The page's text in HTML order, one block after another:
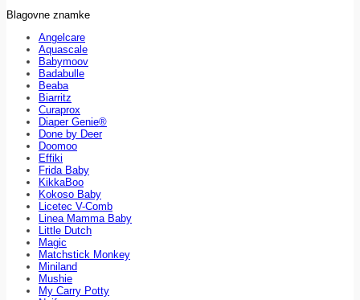
Blagovne znamke
Angelcare
Aquascale
Babymoov
Badabulle
Beaba
Biarritz
Curaprox
Diaper Genie®
Done by Deer
Doomoo
Effiki
Frida Baby
KikkaBoo
Kokoso Baby
Licetec V-Comb
Linea Mamma Baby
Little Dutch
Magic
Matchstick Monkey
Miniland
Mushie
My Carry Potty